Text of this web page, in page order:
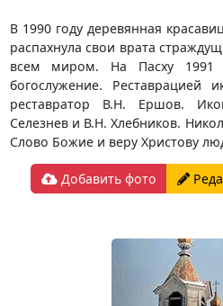
В 1990 году деревянная
распахнула свои врата
всем миром. На Пасху 1991
богослужение. Реставрацией
реставратор В.Н. Ершов.
Селезнев и В.Н. Хлебников.
Слово Божие и веру Христову
Добавить фото